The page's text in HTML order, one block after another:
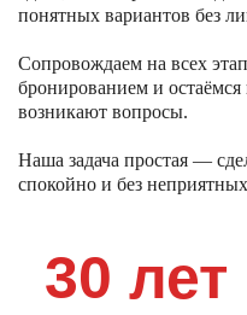
понятных вариантов без
Сопровождаем на всех
бронированием и остаёмся
возникают вопросы.
Наша задача простая —
спокойно и без
30 лет